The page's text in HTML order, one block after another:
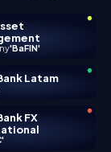
'BaFIN'
Latam
FX